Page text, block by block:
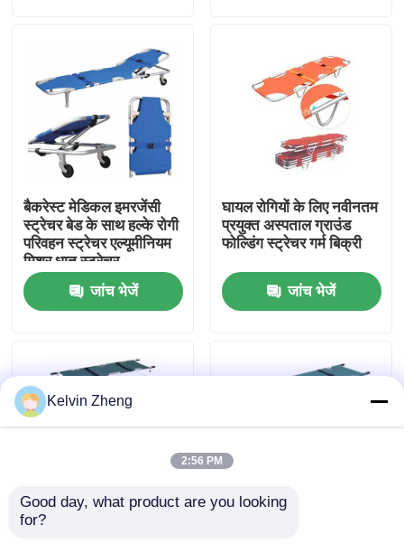
उत्पाद
वीडियो
हमारे बारे में
कारखाने का दौरा
गुणवत्ता नियंत्रण
हमसे संपर्क करें
समाचार
बैकरेस्ट मेडिकल इमरजेंसी
स्ट्रेचर बेड के साथ हल्के रोगी
परिवहन स्ट्रेचर एल्यूमीनियम
मिश्र धातु स्ट्रेचर
जांच भेजें
घायल रोगियों के लिए नवीनतम
प्रयुक्त अस्पताल ग्राउंड
फोल्डिंग स्ट्रेचर गर्म बिक्री
जांच भेजें
चार तह मेडिकल स्ट्रेचर उच्च
Kelvin Zheng
2:56 PM
Good day, what product are you looking
for?